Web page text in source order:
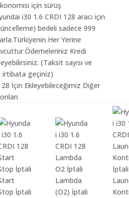
için sürüş
i30 1.6 CRDI 128 aracı için
bedeli sadece 999
Her Yerine
Kredi
(Taksit sayısı ve
irtibata geçiniz)
İçin Ekleyebileceğimiz Diğer
İptali
Lambda
(O2) İptali